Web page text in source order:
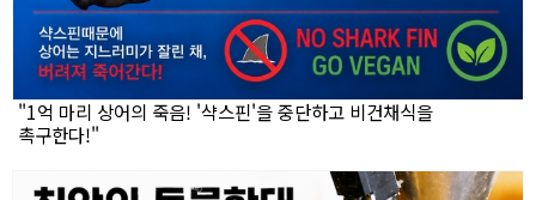
"1억 마리 상어의 죽음! '샥스핀'을 중단하고 비건채식을
촉구한다!"